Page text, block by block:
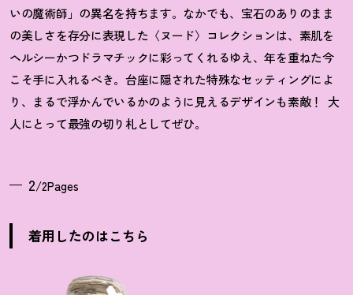
いの魔術師」の異名を持ちます。なかでも、宝石のありのまま
の美しさを存分に表現した〈ヌード〉コレクションは、素肌を
ヘルシーかつドラマチックに彩ってくれるゆえ、年を重ねた今
こそ手に入れるべき。台座に隠された特殊なセッティングによ
り、まるで浮かんでいるかのように見えるデザインも素敵！
大
人にとって最強の切り札としてぜひ。
2/2Pages
着用したのはこちら